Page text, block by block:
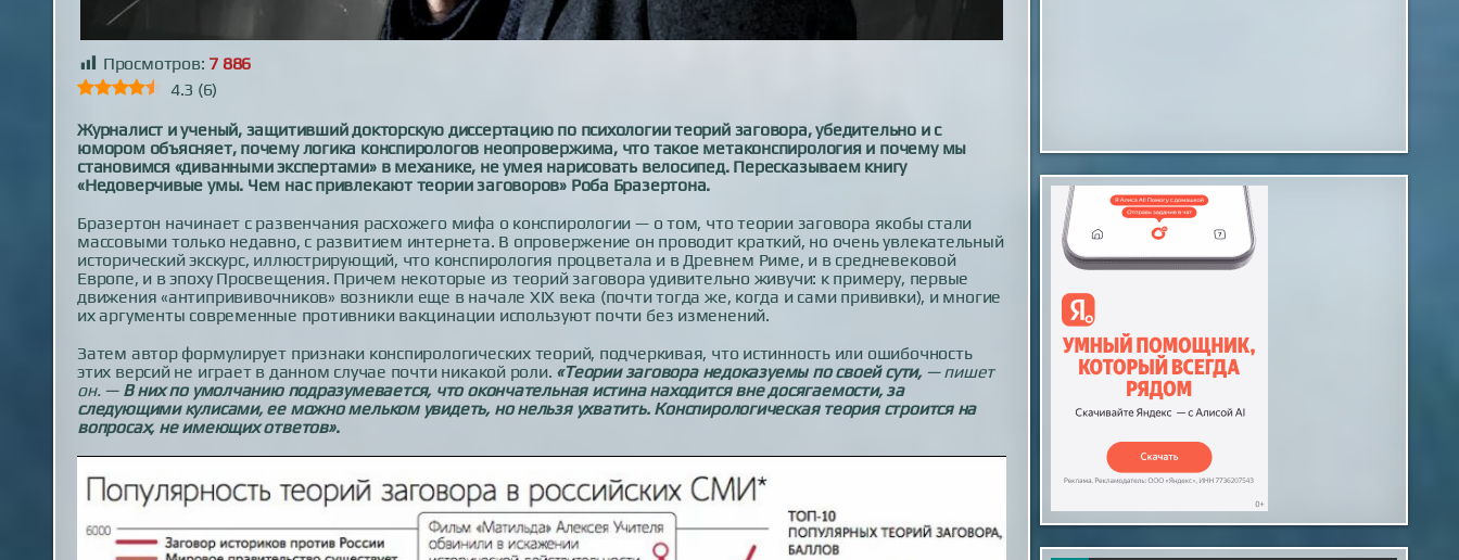
Просмотров: 7 886
4.3 (6)
Журналист и ученый, защитивший докторскую диссертацию по психологии теорий заговора, убедительно и с
юмором объясняет, почему логика конспирологов неопровержима, что такое метаконспирология и почему мы
становимся «диванными экспертами» в механике, не умея нарисовать велосипед. Пересказываем книгу
«Недоверчивые умы. Чем нас привлекают теории заговоров» Роба Бразертона.
Бразертон начинает с развенчания расхожего мифа о конспирологии — о том, что теории заговора якобы стали
массовыми только недавно, с развитием интернета. В опровержение он проводит краткий, но очень увлекательный
исторический экскурс, иллюстрирующий, что конспирология процветала и в Древнем Риме, и в средневековой
Европе, и в эпоху Просвещения. Причем некоторые из теорий заговора удивительно живучи: к примеру, первые
движения «антипрививочников» возникли еще в начале XIX века (почти тогда же, когда и сами прививки), и многие
их аргументы современные противники вакцинации используют почти без изменений.
Затем автор формулирует признаки конспирологических теорий, подчеркивая, что истинность или ошибочность
этих версий не играет в данном случае почти никакой роли. «Теории заговора недоказуемы по своей сути,— пишет
он. — В них по умолчанию подразумевается, что окончательная истина находится вне досягаемости, за
следующими кулисами, ее можно мельком увидеть, но нельзя ухватить. Конспирологическая теория строится на
вопросах, не имеющих ответов».